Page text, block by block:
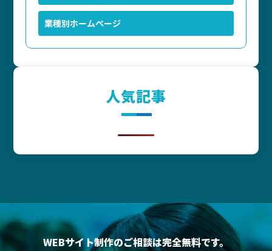
業種別ホームページ
人気記事
WEBサイト制作のご相談は完全無料です。